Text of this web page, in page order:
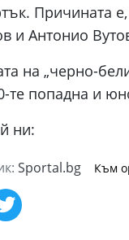
Причината
и Антонио
на „черно-
те попадна и
ни:
Sportal.bg Към